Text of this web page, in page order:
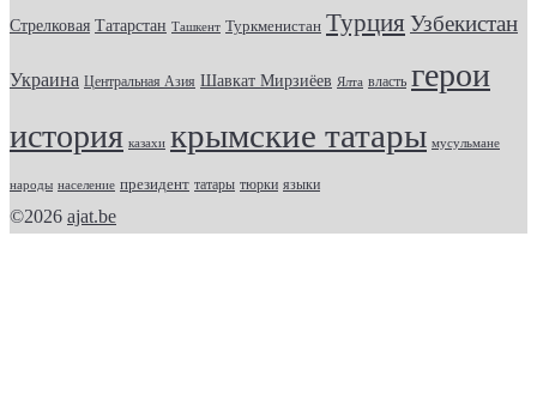
Стрелковая Татарстан Ташкент Туркменистан Турция Узбекистан
Украина Центральная Азия Шавкат Мирзиёев Ялта власть герои
история казахи крымские татары мусульмане
народы население президент татары тюрки языки
©2026 ajat.be